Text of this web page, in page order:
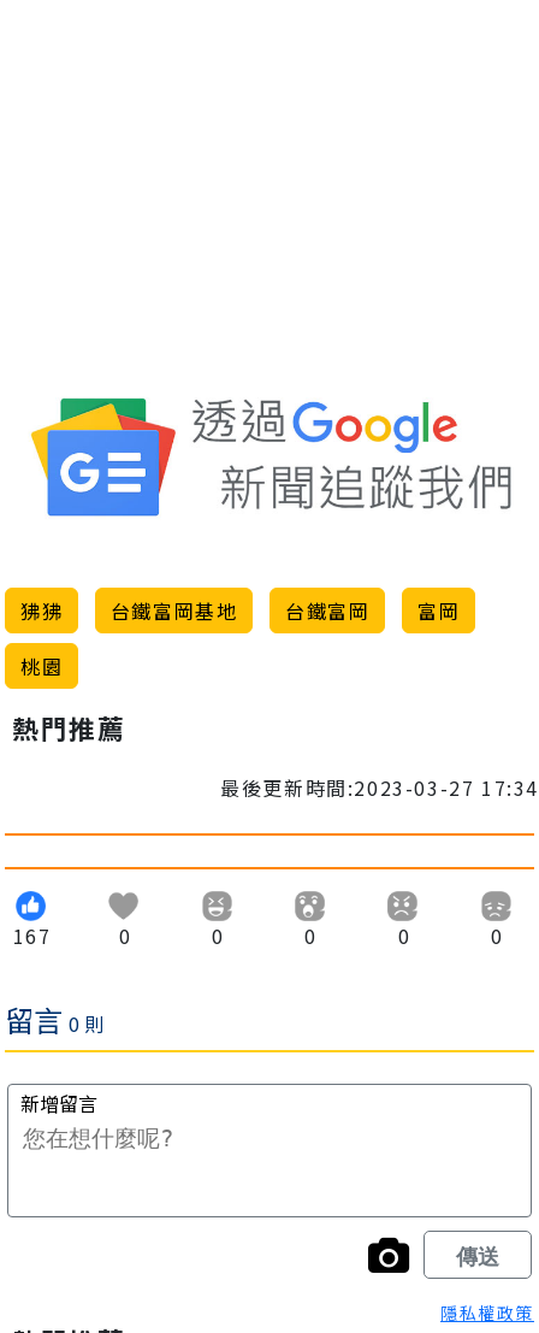
狒狒 台鐵富岡基地 台鐵富岡
富岡
桃園
熱門推薦
最後更新時間:2023-03-27 17:34
167 0 0 0 0 0
隱私權政策